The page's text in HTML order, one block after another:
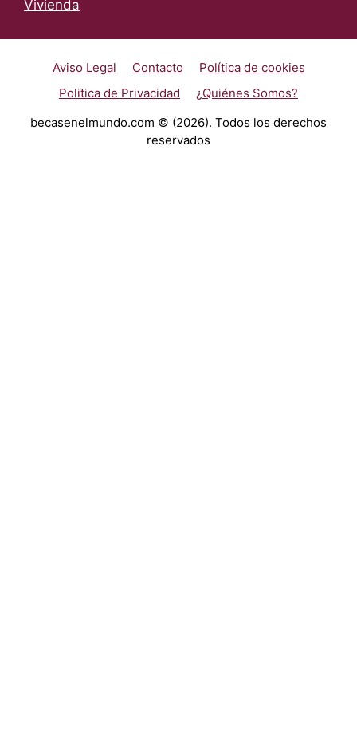
Vivienda
Aviso Legal Contacto
Política de cookies
Politica de Privacidad
¿Quiénes Somos?
becasenelmundo.com © (2026). Todos los derechos
reservados